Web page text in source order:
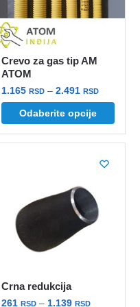
izabrane
na
proizvoda.
Crevo za gas tip AM
ATOM
1.165RSD – 2.491RSDRaspon
cena:
1.165 rsd
2.491 rsd
Odaberite opcije
Ovaj
ima
mogu
izabrane
Crna redukcija
261RSD – 1.139RSDRaspon